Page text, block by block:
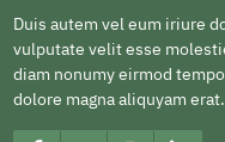
Duis autem vel eum iriure
vulputate velit esse
diam nonumy eirmod
dolore magna aliquyam erat.